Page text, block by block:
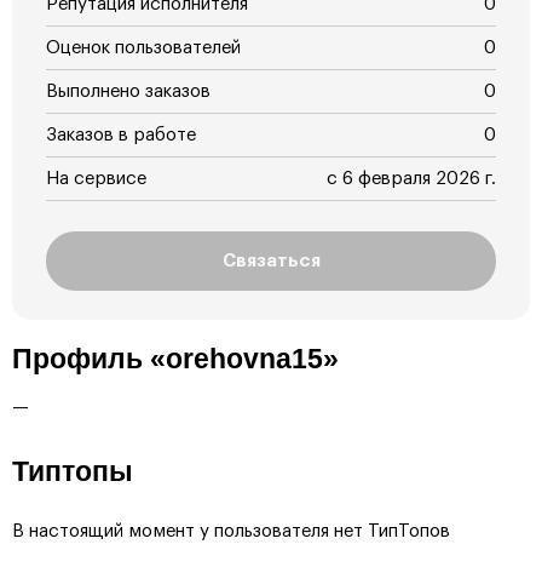
Репутация исполнителя 0
Оценок пользователей 0
Выполнено заказов 0
Заказов в работе 0
На сервисе с 6 февраля 2026 г.
Связаться
Профиль «orehovna15»
—
Типтопы
В настоящий момент у пользователя нет ТипТопов